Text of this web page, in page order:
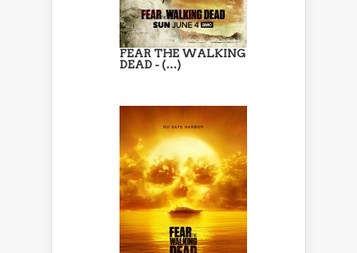
FEAR THE WALKING
DEAD - (…)